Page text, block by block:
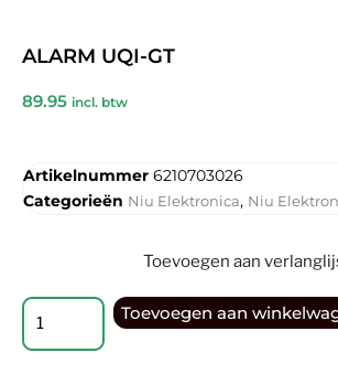
ALARM UQI-GT
89.95 incl. btw
Artikelnummer 6210703026
Categorieën Niu Elektronica, Niu
Toevoegen aan
Toevoegen aan